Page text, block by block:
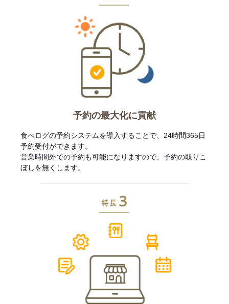
予約の最大化に貢献
食べログの予約システムを導入することで、24時間365日
予約受付ができます。
営業時間外での予約も可能になりますので、予約の取りこ
ぼしを無くします。